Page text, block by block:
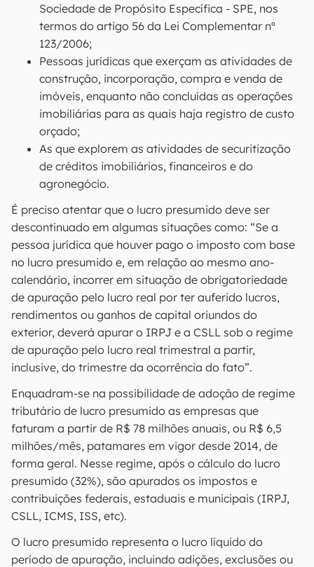
Sociedade de Propósito Específica - SPE, nos
termos do artigo 56 da Lei Complementar nº
123/2006;
Pessoas jurídicas que exerçam as atividades de
construção, incorporação, compra e venda de
imóveis, enquanto não concluídas as operações
imobiliárias para as quais haja registro de custo
orçado;
As que explorem as atividades de securitização
de créditos imobiliários, financeiros e do
agronegócio.
É preciso atentar que o lucro presumido deve ser
descontinuado em algumas situações como: “Se a
pessoa jurídica que houver pago o imposto com base
no lucro presumido e, em relação ao mesmo ano-
calendário, incorrer em situação de obrigatoriedade
de apuração pelo lucro real por ter auferido lucros,
rendimentos ou ganhos de capital oriundos do
exterior, deverá apurar o IRPJ e a CSLL sob o regime
de apuração pelo lucro real trimestral a partir,
inclusive, do trimestre da ocorrência do fato”.
Enquadram-se na possibilidade de adoção de regime
tributário de lucro presumido as empresas que
faturam a partir de R$ 78 milhões anuais, ou R$ 6,5
milhões/mês, patamares em vigor desde 2014, de
forma geral. Nesse regime, após o cálculo do lucro
presumido (32%), são apurados os impostos e
contribuições federais, estaduais e municipais (IRPJ,
CSLL, ICMS, ISS, etc).
O lucro presumido representa o lucro líquido do
período de apuração, incluindo adições, exclusões ou